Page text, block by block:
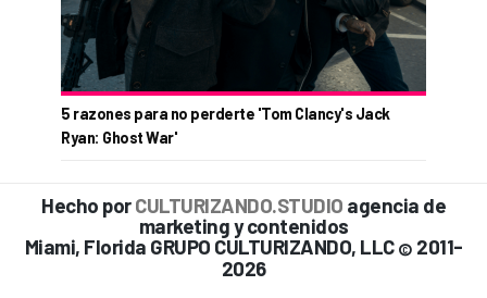
5 razones para no perderte 'Tom Clancy's Jack
Ryan: Ghost War'
Hecho porCULTURIZANDO.STUDIO agencia de
marketing y contenidos
Miami, Florida GRUPO CULTURIZANDO, LLC © 2011-
2026